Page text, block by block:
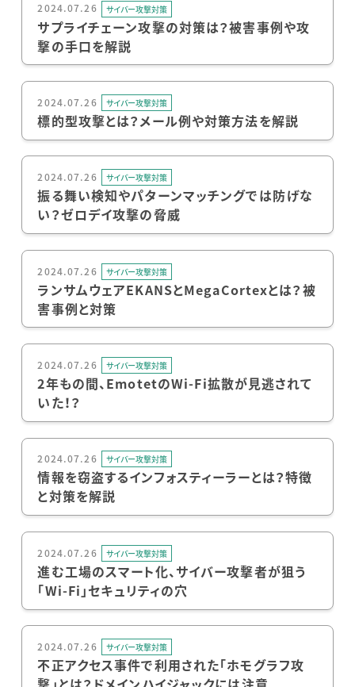
2024.07.26 サイバー攻撃対策
サプライチェーン攻撃の対策は？被害事例や攻
撃の手口を解説
2024.07.26 サイバー攻撃対策
標的型攻撃とは？メール例や対策方法を解説
2024.07.26 サイバー攻撃対策
振る舞い検知やパターンマッチングでは防げな
い？ゼロデイ攻撃の脅威
2024.07.26 サイバー攻撃対策
ランサムウェアEKANSとMegaCortexとは？被
害事例と対策
2024.07.26 サイバー攻撃対策
2年もの間、EmotetのWi-Fi拡散が見逃されて
いた！？
2024.07.26 サイバー攻撃対策
情報を窃盗するインフォスティーラーとは？特徴
と対策を解説
2024.07.26 サイバー攻撃対策
進む工場のスマート化、サイバー攻撃者が狙う
「Wi-Fi」セキュリティの穴
2024.07.26 サイバー攻撃対策
不正アクセス事件で利用された「ホモグラフ攻